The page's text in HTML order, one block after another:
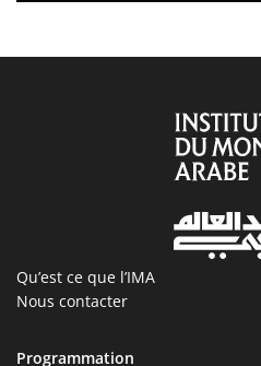
Qu’est ce que l’IMA
Nous contacter
Programmation